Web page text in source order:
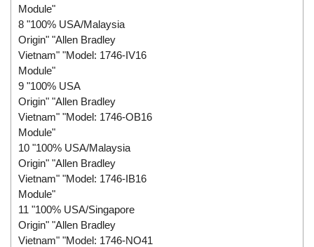
Module"
8 "100% USA/Malaysia
Origin" "Allen Bradley
Vietnam" "Model: 1746-IV16
Module"
9 "100% USA
Origin" "Allen Bradley
Vietnam" "Model: 1746-OB16
Module"
10 "100% USA/Malaysia
Origin" "Allen Bradley
Vietnam" "Model: 1746-IB16
Module"
11 "100% USA/Singapore
Origin" "Allen Bradley
Vietnam" "Model: 1746-NO41